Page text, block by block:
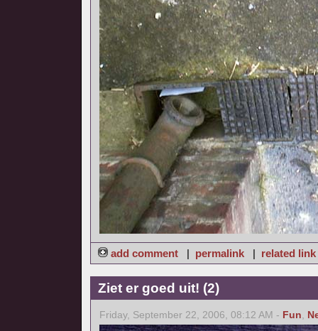
add comment | permalink | related link
Ziet er goed uit! (2)
Friday, September 22, 2006, 08:12 AM - Fun,